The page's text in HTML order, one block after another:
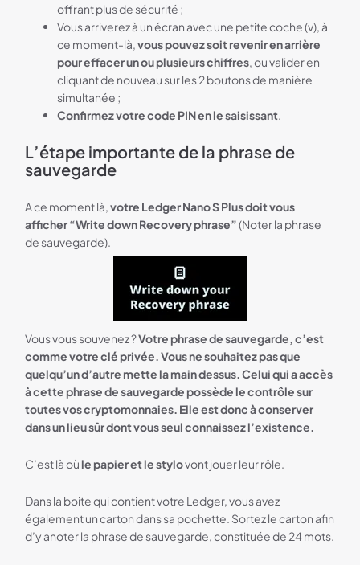
offrant plus de sécurité ;
Vous arriverez à un écran avec une petite coche (v), à
ce moment-là,vous pouvez soit revenir en arrière
pour effacer un ou plusieurs chiffres, ou valider en
cliquant de nouveau sur les 2 boutons de manière
simultanée ;
Confirmez votre code PIN en le saisissant.
L’étape importante de la phrase de
sauvegarde
A ce moment là,votre Ledger Nano S Plus doit vous
afficher “Write down Recovery phrase”(Noter la phrase
de sauvegarde).
Vous vous souvenez ?Votre phrase de sauvegarde, c’est
comme votre clé privée. Vous ne souhaitez pas que
quelqu’un d’autre mette la main dessus. Celui qui a accès
à cette phrase de sauvegarde possède le contrôle sur
toutes vos cryptomonnaies. Elle est donc à conserver
dans un lieu sûr dont vous seul connaissez l’existence.
C’est là où le papier et le stylovont jouer leur rôle.
Dans la boite qui contient votre Ledger, vous avez
également un carton dans sa pochette. Sortez le carton afin
d’y anoter la phrase de sauvegarde, constituée de 24 mots.